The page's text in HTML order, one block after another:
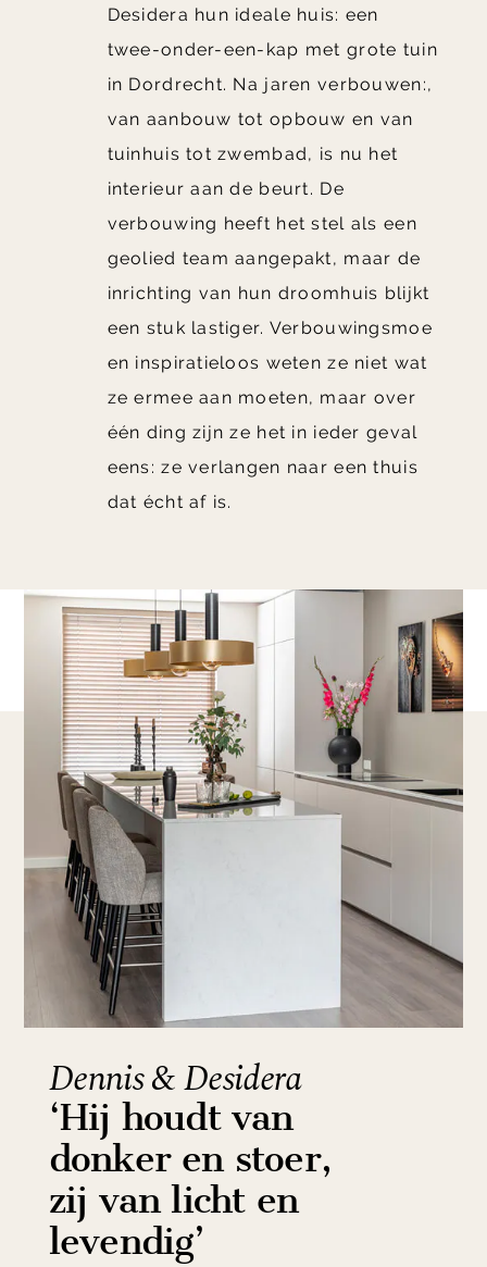
Desidera hun ideale huis: een
twee-onder-een-kap met grote tuin
in Dordrecht. Na jaren verbouwen:,
van aanbouw tot opbouw en van
tuinhuis tot zwembad, is nu het
interieur aan de beurt. De
verbouwing heeft het stel als een
geolied team aangepakt, maar de
inrichting van hun droomhuis blijkt
een stuk lastiger. Verbouwingsmoe
en inspiratieloos weten ze niet wat
ze ermee aan moeten, maar over
één ding zijn ze het in ieder geval
eens: ze verlangen naar een thuis
dat écht af is.
Dennis & Desidera
‘Hij houdt van
donker en stoer,
zij van licht en
levendig’